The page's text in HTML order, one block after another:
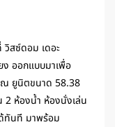
วิสซ์ดอม เดอะ
ง ออกแบบมาเพื่อ
ณ ยูนิตขนาด 58.38
ห้องน้ำ ห้องนั่งเล่น
ทันที มาพร้อม